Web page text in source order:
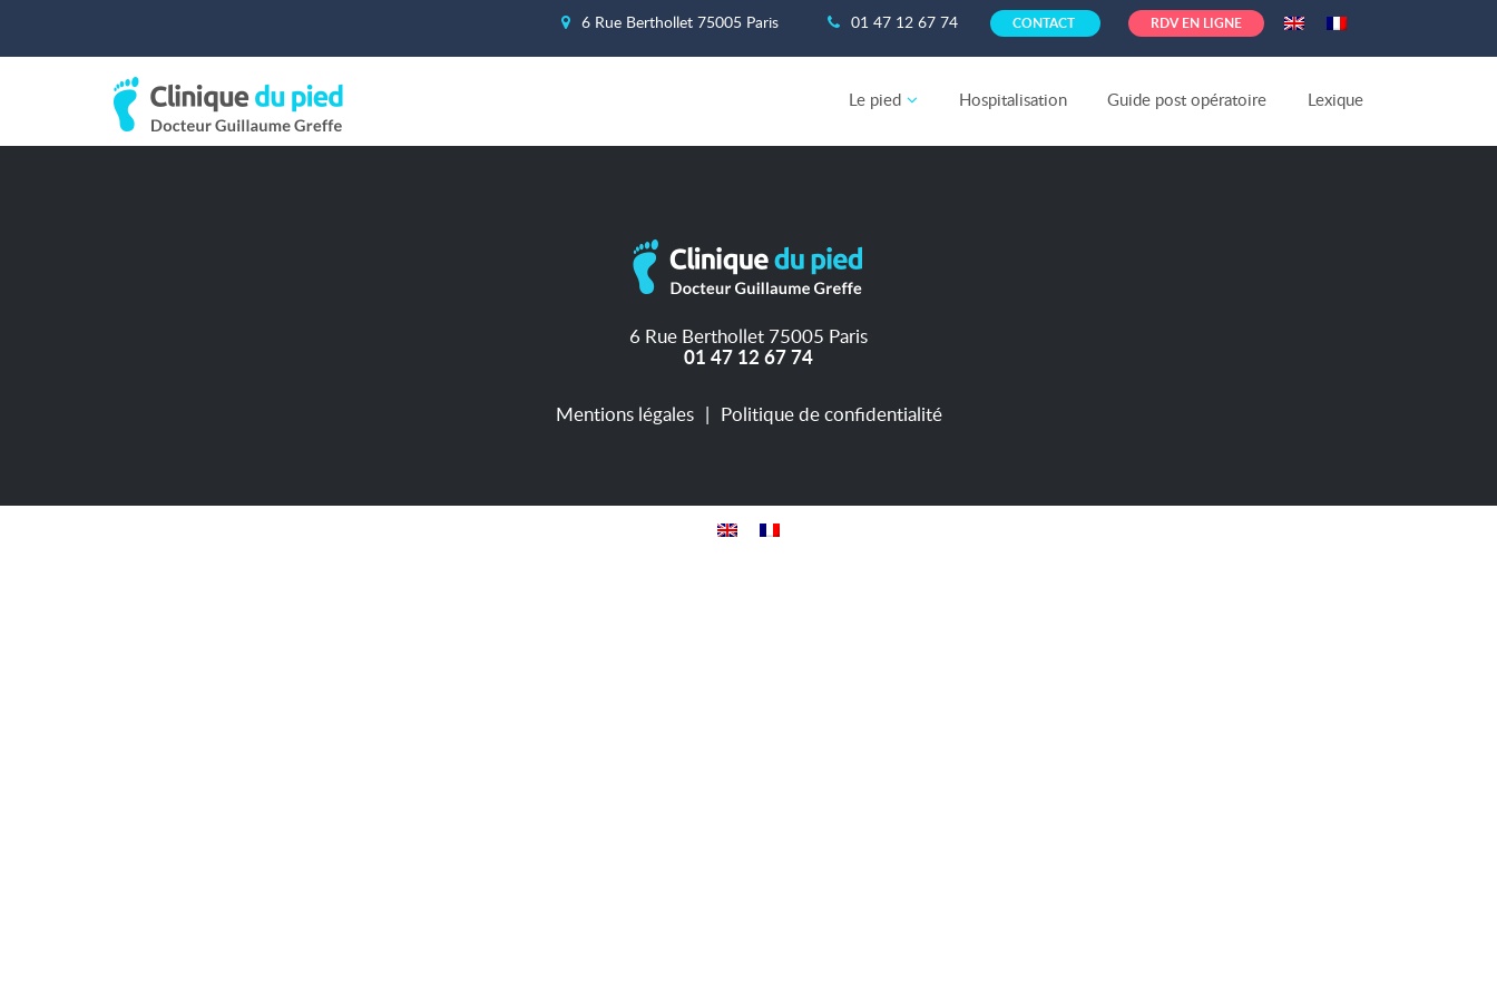
6 Rue Berthollet 75005 Paris 01 47 12 67 74 CONTACT RDV EN LIGNE
Le pied Hospitalisation Guide post opératoire Lexique
6 Rue Berthollet 75005 Paris
01 47 12 67 74
Mentions légales Politique de confidentialité